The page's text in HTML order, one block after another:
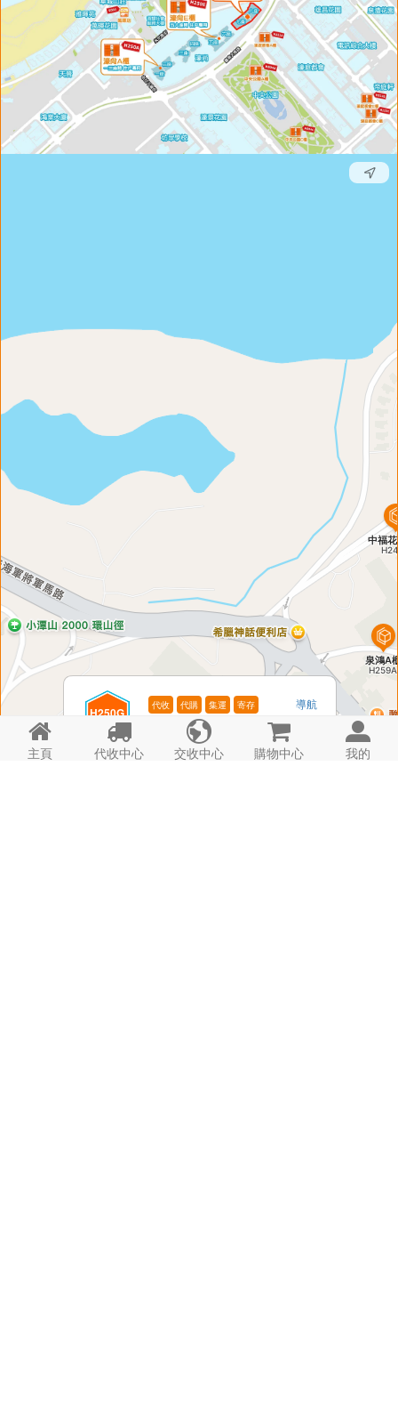

主頁

代收中心

交收中心

購物中心

我的
H250G
濠尚G櫃
代收 代購 集運 寄存
導航
時間: 24hrs